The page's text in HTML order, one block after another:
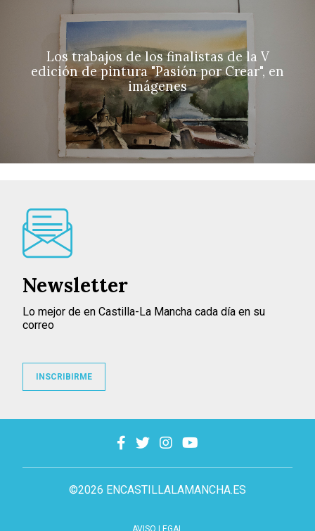
Los trabajos de los finalistas de la V
edición de pintura "Pasión por Crear", en
imágenes
©2026 ENCASTILLALAMANCHA.ES
Newsletter
Lo mejor de en Castilla-La Mancha cada día en su
correo
INSCRIBIRME